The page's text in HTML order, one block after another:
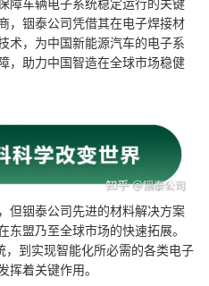
障车辆电子系统稳定运行的关键
，铟泰公司凭借其在电子焊接材
术，为中国新能源汽车的电子系
，助力中国智造在全球市场稳健
但铟泰公司先进的材料解决方案
盟乃至全球市场的快速拓展。
，到实现智能化所必需的各类电子
挥着关键作用。